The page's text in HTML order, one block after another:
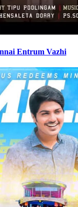
Entrum Vazhi